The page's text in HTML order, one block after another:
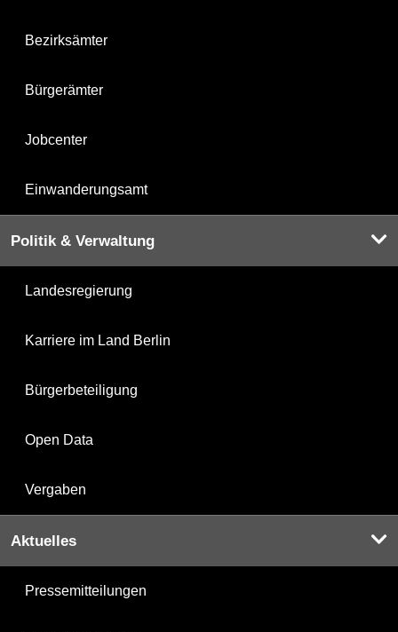
Bezirksämter
Bürgerämter
Jobcenter
Einwanderungsamt
Politik & Verwaltung
Landesregierung
Karriere im Land Berlin
Bürgerbeteiligung
Open Data
Vergaben
Aktuelles
Pressemitteilungen